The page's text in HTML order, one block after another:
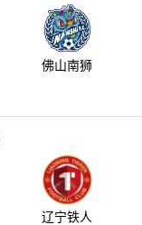
佛山南狮
辽宁铁人